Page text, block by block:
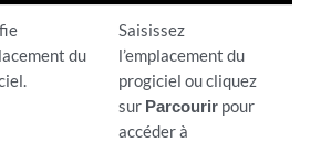
du
Saisissez
l’emplacement du
progiciel ou cliquez
sur Parcourir pour
accéder à